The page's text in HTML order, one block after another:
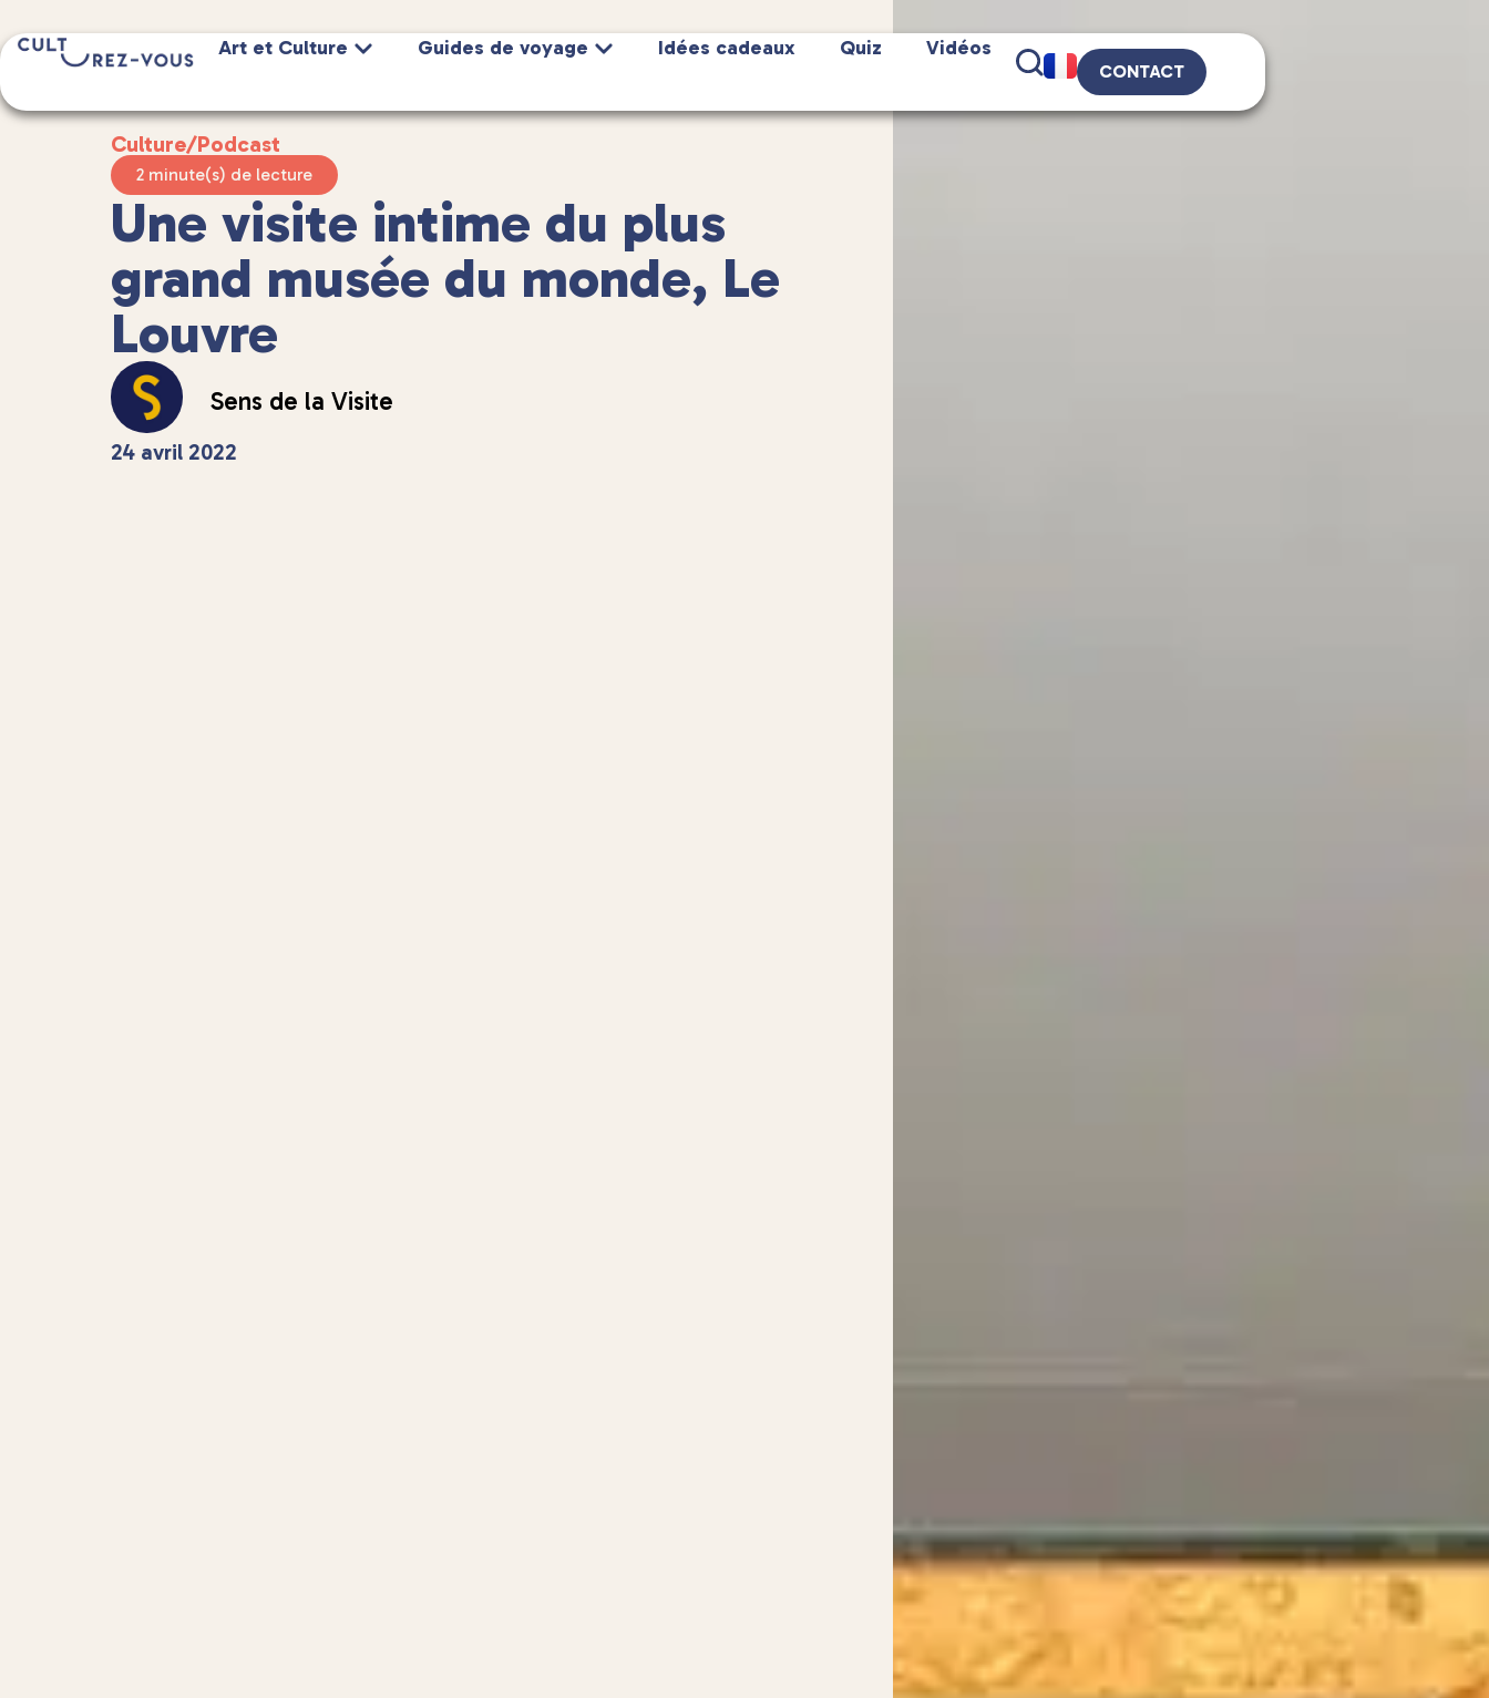
Art et Culture Guides de voyage Idées cadeaux Quiz Vidéos
CONTACT
Culture/Podcast
2 minute(s) de lecture
Une visite intime du plus
grand musée du monde, Le
Louvre
Sens de la Visite
24 avril 2022